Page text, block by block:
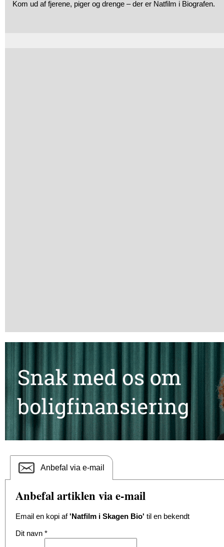
Kom ud af fjerene, piger og drenge – der er Natfilm i Biografen.
Anbefal via e-mail
Anbefal artiklen via e-mail
Email en kopi af'Natfilm i Skagen Bio' til en bekendt
Dit navn *